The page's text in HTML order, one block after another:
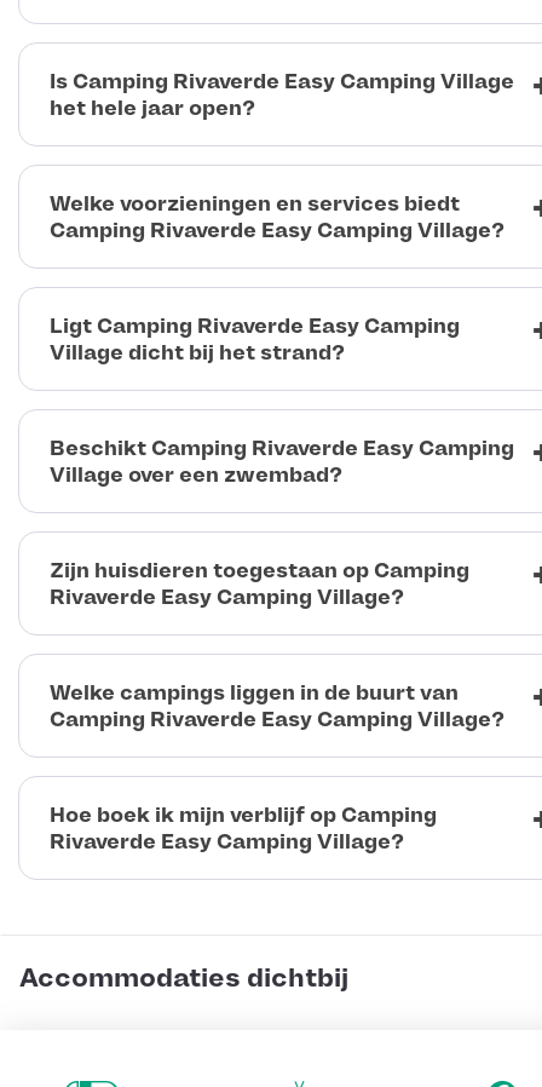
Is Camping Rivaverde Easy Camping Village
het hele jaar open?
Welke voorzieningen en services biedt
Camping Rivaverde Easy Camping Village?
Ligt Camping Rivaverde Easy Camping
Village dicht bij het strand?
Beschikt Camping Rivaverde Easy Camping
Village over een zwembad?
Zijn huisdieren toegestaan op Camping
Rivaverde Easy Camping Village?
Welke campings liggen in de buurt van
Camping Rivaverde Easy Camping Village?
Hoe boek ik mijn verblijf op Camping
Rivaverde Easy Camping Village?
Accommodaties dichtbij